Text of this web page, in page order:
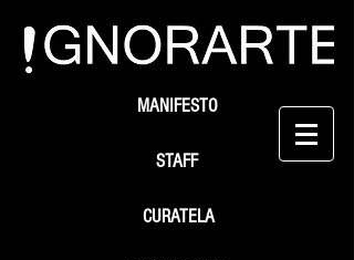
STAFF
MANIFESTO
CURATELA